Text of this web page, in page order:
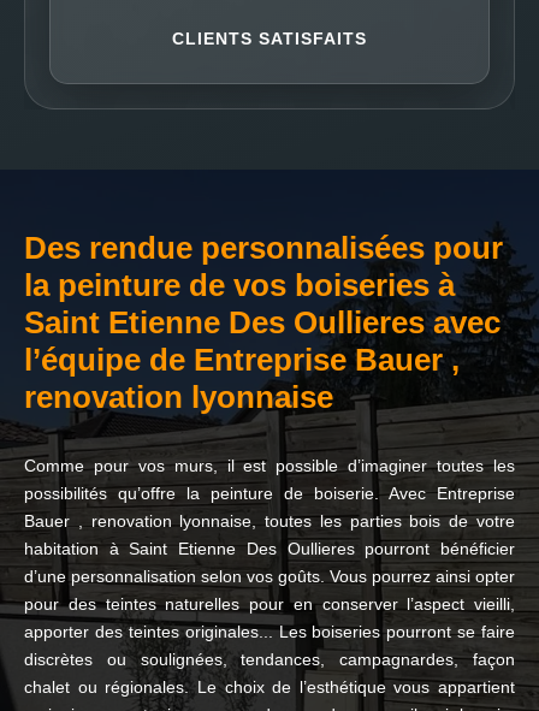
CLIENTS SATISFAITS
Des rendue personnalisées pour
la peinture de vos boiseries à
Saint Etienne Des Oullieres avec
l’équipe de Entreprise Bauer ,
renovation lyonnaise
Comme pour vos murs, il est possible d’imaginer toutes les
possibilités qu’offre la peinture de boiserie. Avec Entreprise
Bauer , renovation lyonnaise, toutes les parties bois de votre
habitation à Saint Etienne Des Oullieres pourront bénéficier
d’une personnalisation selon vos goûts. Vous pourrez ainsi opter
pour des teintes naturelles pour en conserver l’aspect vieilli,
apporter des teintes originales... Les boiseries pourront se faire
discrètes ou soulignées, tendances, campagnardes, façon
chalet ou régionales. Le choix de l’esthétique vous appartient